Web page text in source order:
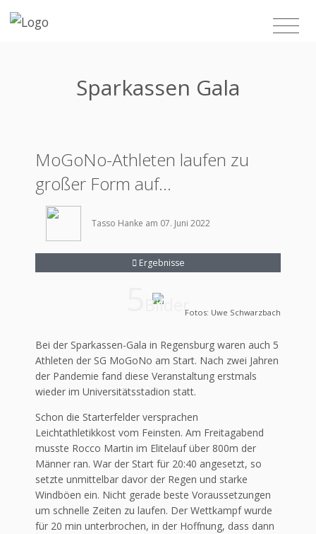
Sparkassen Gala
MoGoNo-Athleten laufen zu
großer Form auf...
Tasso Hanke am 07. Juni 2022
Ergebnisse
BilderFotos: Uwe Schwarzbach
Bei der Sparkassen-Gala in Regensburg waren auch 5
Athleten der SG MoGoNo am Start. Nach zwei Jahren
der Pandemie fand diese Veranstaltung erstmals
wieder im Universitätsstadion statt.
Schon die Starterfelder versprachen
Leichtathletikkost vom Feinsten. Am Freitagabend
musste Rocco Martin im Elitelauf über 800m der
Männer ran. War der Start für 20:40 angesetzt, so
setzte unmittelbar davor der Regen und starke
Windböen ein. Nicht gerade beste Voraussetzungen
um schnelle Zeiten zu laufen. Der Wettkampf wurde
für 20 min unterbrochen, in der Hoffnung, dass dann